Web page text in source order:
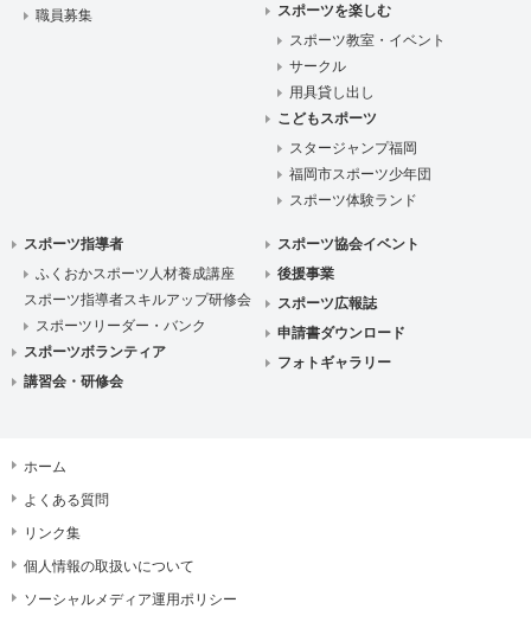
職員募集
スポーツを楽しむ
スポーツ教室・イベント
サークル
用具貸し出し
こどもスポーツ
スタージャンプ福岡
福岡市スポーツ少年団
スポーツ体験ランド
スポーツ指導者
ふくおかスポーツ人材養成講座
スポーツ指導者スキルアップ研修会
スポーツリーダー・バンク
スポーツボランティア
講習会・研修会
スポーツ協会イベント
後援事業
スポーツ広報誌
申請書ダウンロード
フォトギャラリー
ホーム
よくある質問
リンク集
個人情報の取扱いについて
ソーシャルメディア運用ポリシー